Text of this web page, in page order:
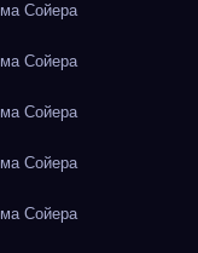
Сойера
Сойера
Сойера
Сойера
Сойера